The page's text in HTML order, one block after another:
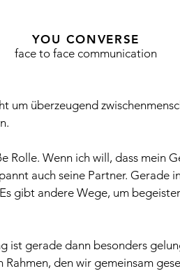
um überzeugend
Rolle. Wenn ich will, dass mein
auch seine Partner. Gerade
gibt andere Wege, um
gerade dann besonders
den wir gemeinsam
face to face communication
YOU CONVERSE